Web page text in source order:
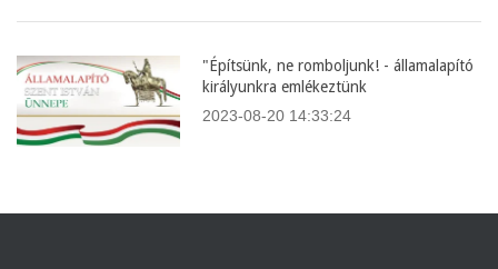
"Építsünk, ne romboljunk! - államalapító
királyunkra emlékeztünk
2023-08-20 14:33:24